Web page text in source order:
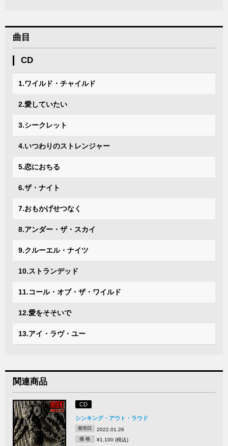
曲目
CD
1.ワイルド・チャイルド
2.愛していたい
3.シークレット
4.いつわりのストレンジャー
5.恋におちる
6.ザ・ナイト
7.おもかげせつなく
8.アンダー・ザ・スカイ
9.クルーエル・ナイツ
10.ストランデッド
11.コール・オブ・ザ・ワイルド
12.愛をそそいで
13.アイ・ラヴ・ユー
関連商品
CD
シンキング・アウト・ラウド
発売日 2022.01.26
価 格 ¥1,100 (税込)